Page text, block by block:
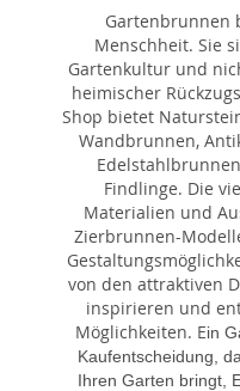
Gartenbrunnen
Menschheit. Sie
Gartenkultur und
heimischer
Shop bietet
Wandbrunnen,
Findlinge. Die
Materialien und
Zierbrunnen-
von den attraktiven
inspirieren und
Möglichkeiten. Ein
Kaufentscheidung,
Ihren Garten bringt,